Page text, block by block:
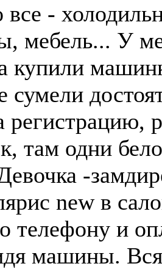
все -
мебель... У
купили
сумели
регистрацию,
там одни
-
new в
телефону и
машины.